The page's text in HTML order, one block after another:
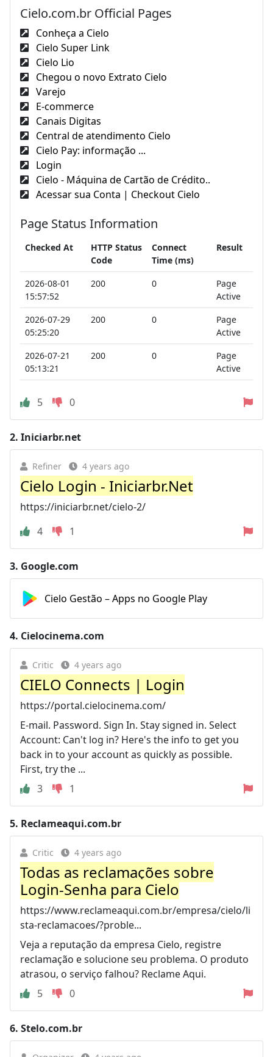
Cielo.com.br Official Pages
Conheça a Cielo
Cielo Super Link
Cielo Lio
Chegou o novo Extrato Cielo
Varejo
E-commerce
Canais Digitas
Central de atendimento Cielo
Cielo Pay: informação ...
Login
Cielo - Máquina de Cartão de Crédito..
Acessar sua Conta | Checkout Cielo
Page Status Information
Checked At
HTTP Status
Code
Connect
Time (ms)
Result
2026-08-01
15:57:52
200 0
Page
Active
2026-07-29
05:25:20
200 0
Page
Active
2026-07-21
05:13:21
200 0
Page
Active
5 0
2. Iniciarbr.net
Refiner 4 years ago
Cielo Login - Iniciarbr.Net
https://iniciarbr.net/cielo-2/
4
1
3. Google.com
Cielo Gestão – Apps no Google Play
4. Cielocinema.com
Critic 4 years ago
CIELO Connects | Login
https://portal.cielocinema.com/
E-mail. Password. Sign In. Stay signed in. Select
Account: Can't log in? Here's the info to get you
back in to your account as quickly as possible.
First, try the ...
3
1
5. Reclameaqui.com.br
Critic 4 years ago
Todas as reclamações sobre
Login-Senha para Cielo
https://www.reclameaqui.com.br/empresa/cielo/li
sta-reclamacoes/?proble...
Veja a reputação da empresa Cielo, registre
reclamação e solucione seu problema. O produto
atrasou, o serviço falhou? Reclame Aqui.
5
0
6. Stelo.com.br